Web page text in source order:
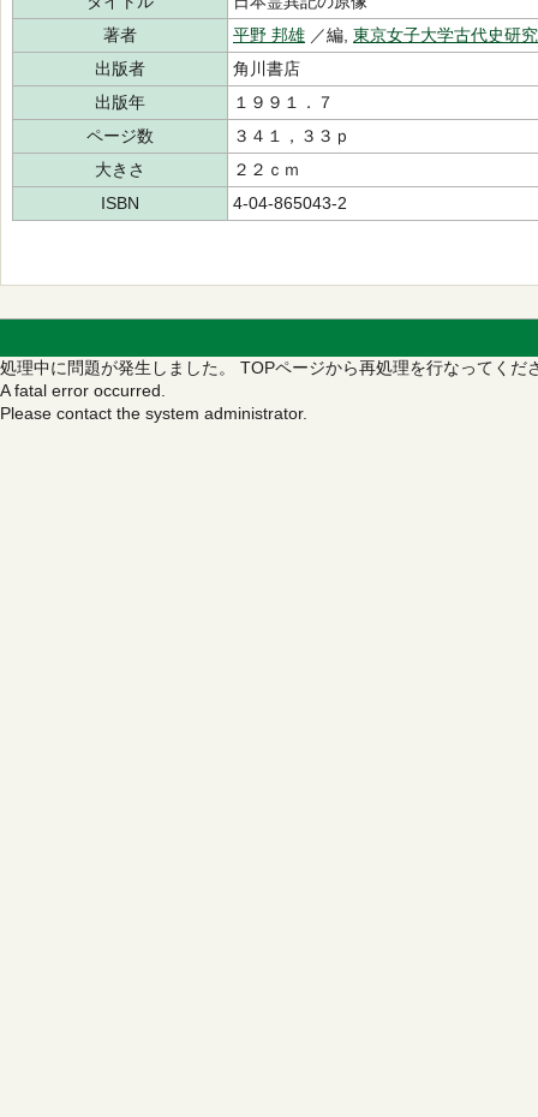
著者
平野 邦雄 ／編, 東京女子大学古代史研
出版者
角川書店
出版年
１９９１．７
ページ数
３４１，３３ｐ
大きさ
２２ｃｍ
ISBN
4-04-865043-2
処理中に問題が発生しました。 TOPページから再処理を行なってくだ
A fatal error occurred.
Please contact the system administrator.